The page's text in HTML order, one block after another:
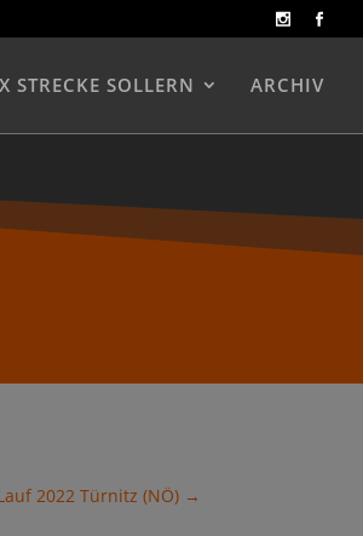
STRECKE SOLLERN ARCHIV
2022 Türnitz (NÖ)→